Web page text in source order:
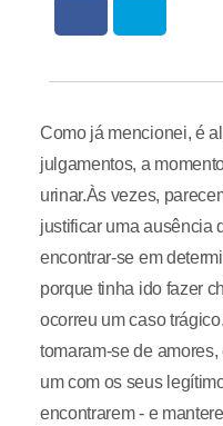
Como já mencionei, é
julgamentos, a
urinar.Às vezes,
justificar uma ausência
encontrar-se em
porque tinha ido fazer
ocorreu um caso
tomaram-se de
um com os seus
encontrarem - e